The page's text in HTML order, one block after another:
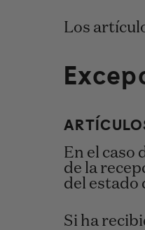
Los
En el caso
de la
del estado
Si ha